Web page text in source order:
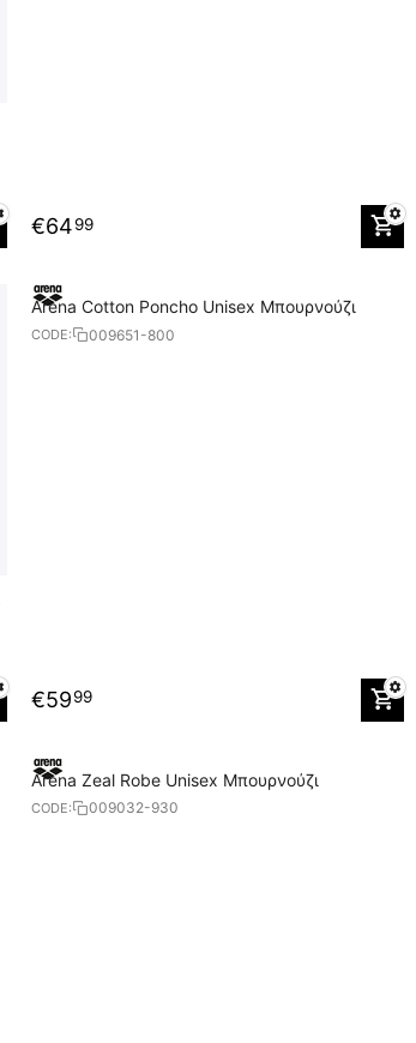
€6499
Arena Cotton Poncho Unisex Μπουρνούζι
CODE: 009651-800
€5999
Arena Zeal Robe Unisex Μπουρνούζι
CODE: 009032-930